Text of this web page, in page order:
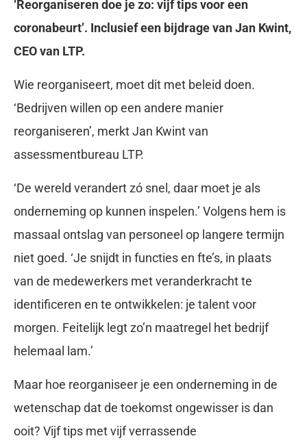
‘Reorganiseren doe je zo: vijf tips voor een
coronabeurt’. Inclusief een bijdrage van Jan Kwint,
CEO van LTP.
Wie reorganiseert, moet dit met beleid doen.
‘Bedrijven willen op een andere manier
reorganiseren’, merkt Jan Kwint van
assessmentbureau LTP.
‘De wereld verandert zó snel, daar moet je als
onderneming op kunnen inspelen.’ Volgens hem is
massaal ontslag van personeel op langere termijn
niet goed. ‘Je snijdt in functies en fte’s, in plaats
van de medewerkers met veranderkracht te
identificeren en te ontwikkelen: je talent voor
morgen. Feitelijk legt zo’n maatregel het bedrijf
helemaal lam.’
Maar hoe reorganiseer je een onderneming in de
wetenschap dat de toekomst ongewisser is dan
ooit? Vijf tips met vijf verrassende